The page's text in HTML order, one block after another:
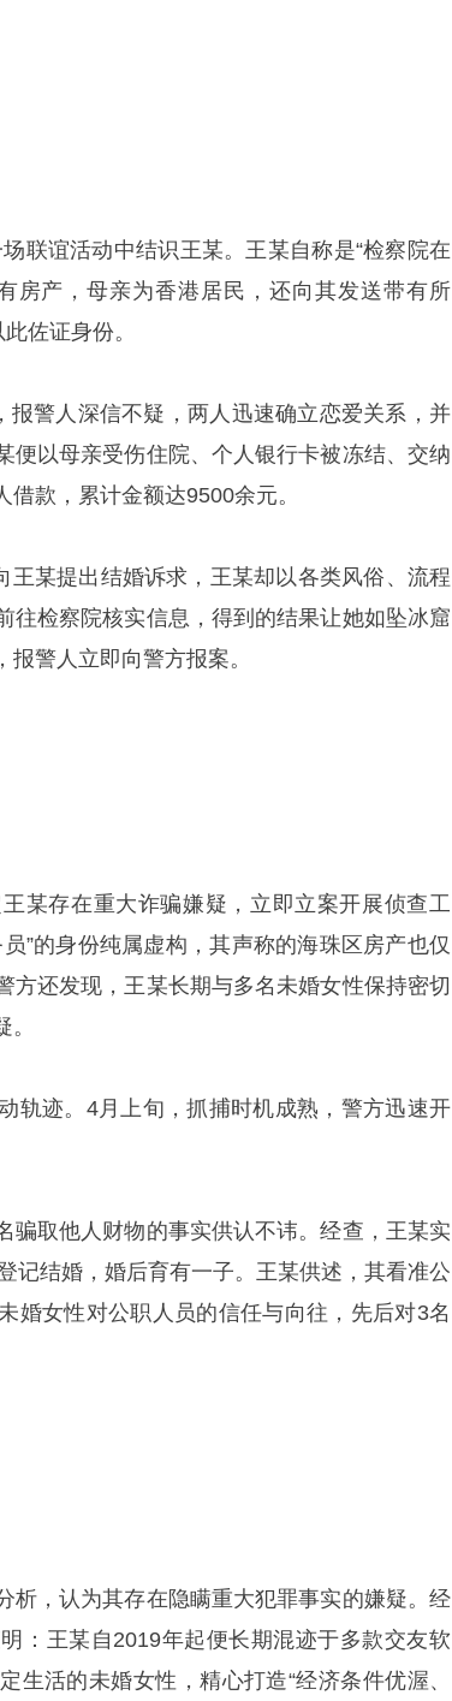
联谊活动中结识王某。王某自称是“检察院在
房产，母亲为香港居民，还向其发送带有所
佐证身份。
报警人深信不疑，两人迅速确立恋爱关系，并
便以母亲受伤住院、个人银行卡被冻结、交纳
款，累计金额达9500余元。
王某提出结婚诉求，王某却以各类风俗、流程
往检察院核实信息，得到的结果让她如坠冰窟
警人立即向警方报案。
某存在重大诈骗嫌疑，立即立案开展侦查工
”的身份纯属虚构，其声称的海珠区房产也仅
方还发现，王某长期与多名未婚女性保持密切
轨迹。4月上旬，抓捕时机成熟，警方迅速开
骗取他人财物的事实供认不讳。经查，王某实
记结婚，婚后育有一子。王某供述，其看准公
婚女性对公职人员的信任与向往，先后对3名
析，认为其存在隐瞒重大犯罪事实的嫌疑。经
：王某自2019年起便长期混迹于多款交友软
生活的未婚女性，精心打造“经济条件优渥、